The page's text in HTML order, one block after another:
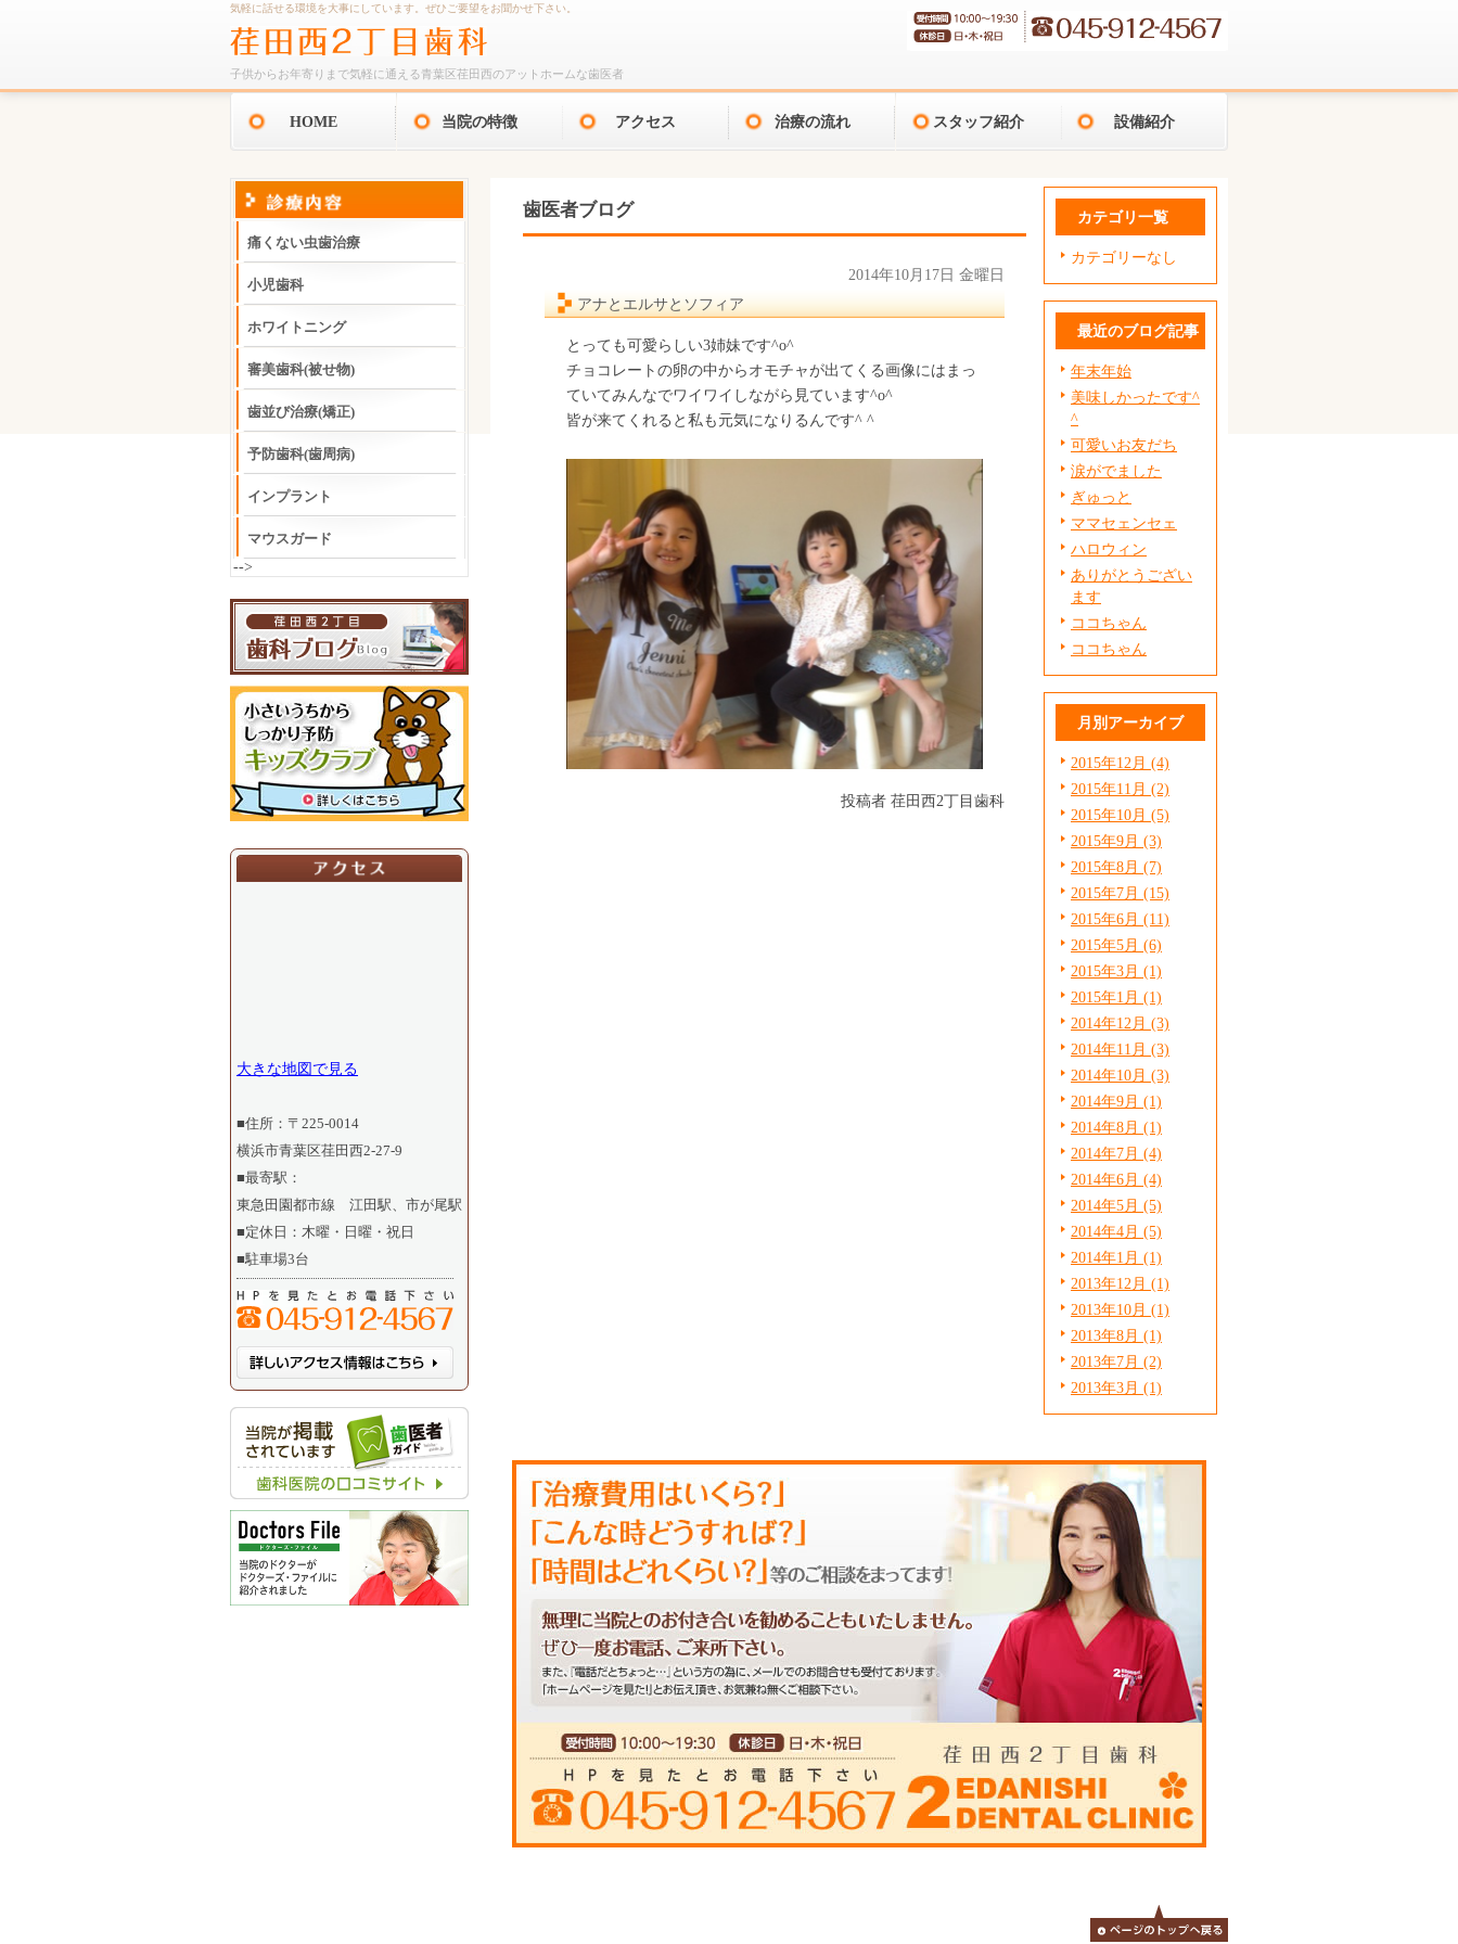
気軽に話せる環境を大事にしています。ぜひご要望をお聞かせ下さい。
子供からお年寄りまで気軽に通える青葉区荏田西のアットホームな歯医者
HOME 当院の特徴 アクセス 治療の流れ スタッフ紹介 設備紹介
歯医者ブログ
2014年10月17日 金曜日
アナとエルサとソフィア
とっても可愛らしい3姉妹です^o^
チョコレートの卵の中からオモチャが出てくる画像にはまっ
ていてみんなでワイワイしながら見ています^o^
皆が来てくれると私も元気になりるんです^ ^
投稿者 荏田西2丁目歯科
カテゴリ一覧
カテゴリーなし
最近のブログ記事
年末年始
美味しかったです^
^
可愛いお友だち
涙がでました
ぎゅっと
ママセェンセェ
ハロウィン
ありがとうござい
ます
ココちゃん
ココちゃん
月別アーカイブ
2015年12月 (4)
2015年11月 (2)
2015年10月 (5)
2015年9月 (3)
2015年8月 (7)
2015年7月 (15)
2015年6月 (11)
2015年5月 (6)
2015年3月 (1)
2015年1月 (1)
2014年12月 (3)
2014年11月 (3)
2014年10月 (3)
2014年9月 (1)
2014年8月 (1)
2014年7月 (4)
2014年6月 (4)
2014年5月 (5)
2014年4月 (5)
2014年1月 (1)
2013年12月 (1)
2013年10月 (1)
2013年8月 (1)
2013年7月 (2)
2013年3月 (1)
痛くない虫歯治療
小児歯科
ホワイトニング
審美歯科(被せ物)
歯並び治療(矯正)
予防歯科(歯周病)
インプラント
マウスガード
-->
大きな地図で見る
■住所：〒225-0014
横浜市青葉区荏田西2-27-9
■最寄駅：
東急田園都市線 江田駅、市が尾駅
■定休日：木曜・日曜・祝日
■駐車場3台